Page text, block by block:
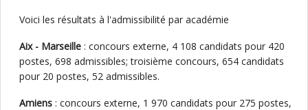
Voici les résultats à l'admissibilité par académie
Aix - Marseille : concours externe, 4 108 candidats pour 420
postes, 698 admissibles; troisième concours, 654 candidats
pour 20 postes, 52 admissibles.
Amiens : concours externe, 1 970 candidats pour 275 postes,